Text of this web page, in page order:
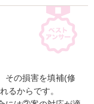
その損害を填補(修
るからです。